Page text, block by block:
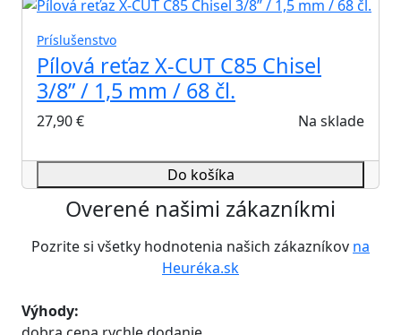
Príslušenstvo
Pílová reťaz X-CUT C85 Chisel
3/8” / 1,5 mm / 68 čl.
27,90€ Na sklade
Do košíka
Overené našimi zákazníkmi
Pozrite si všetky hodnotenia našich zákazníkov na
Heuréka.sk
Výhody: